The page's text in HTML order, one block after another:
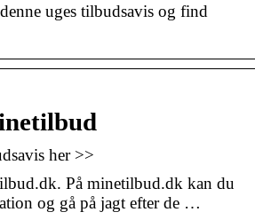
uges tilbudsavis og find
her >>
På minetilbud.dk kan du
og gå på jagt efter de …